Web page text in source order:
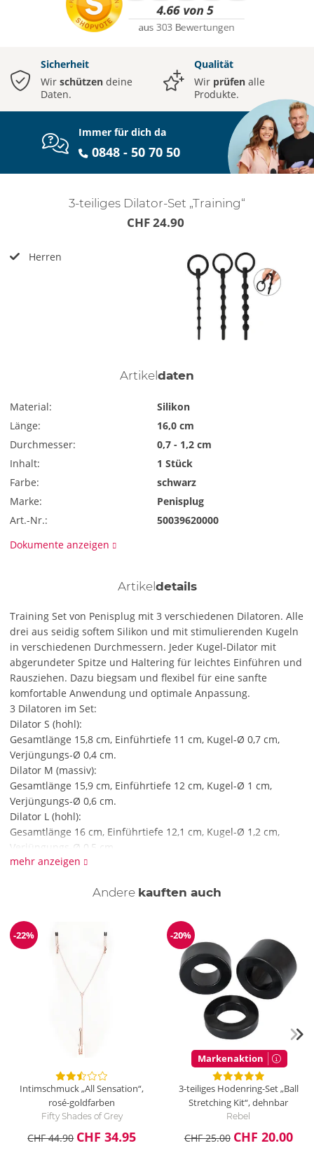
Sicherheit
Wir schützen deine
Daten.
Qualität
Wir prüfen alle
Produkte.
Immer für dich da
0848 - 50 70 50
3-teiliges Dilator-Set „Training“
CHF 24.90
Herren
Artikel daten
Material:
Silikon
Länge:
16,0 cm
Durchmesser:
0,7 - 1,2 cm
Inhalt:
1 Stück
Farbe:
schwarz
Marke:
Penisplug
Art.-Nr.:
50039620000
Dokumente anzeigen
Artikel details
Training Set von Penisplug mit 3 verschiedenen Dilatoren. Alle
drei aus seidig softem Silikon und mit stimulierenden Kugeln
in verschiedenen Durchmessern. Jeder Kugel-Dilator mit
abgerundeter Spitze und Haltering für leichtes Einführen und
Rausziehen. Dazu biegsam und flexibel für eine sanfte
komfortable Anwendung und optimale Anpassung.
3 Dilatoren im Set:
Dilator S (hohl):
Gesamtlänge 15,8 cm, Einführtiefe 11 cm, Kugel-Ø 0,7 cm,
Verjüngungs-Ø 0,4 cm.
Dilator M (massiv):
Gesamtlänge 15,9 cm, Einführtiefe 12 cm, Kugel-Ø 1 cm,
Verjüngungs-Ø 0,6 cm.
Dilator L (hohl):
Gesamtlänge 16 cm, Einführtiefe 12,1 cm, Kugel-Ø 1,2 cm,
Verjüngungs-Ø 0,5 cm.
mehr anzeigen
Andere kauften auch
Reduzierung
-22%
Intimschmuck „All Sensation“,
rosé-goldfarben
Fifty Shades of Grey
CHF 44.90 CHF 34.95
Markenaktion
Reduzierung
-20%
3-teiliges Hodenring-Set „Ball
Stretching Kit“, dehnbar
Rebel
CHF 25.00 CHF 20.00